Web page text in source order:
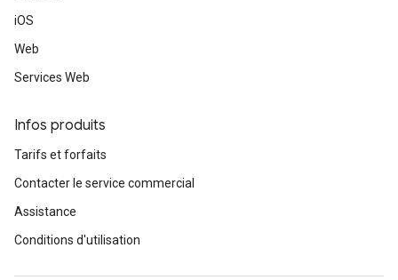
iOS
Web
Services Web
Infos produits
Tarifs et forfaits
Contacter le service commercial
Assistance
Conditions d'utilisation